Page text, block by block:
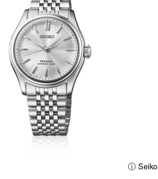
ⓘ Seiko